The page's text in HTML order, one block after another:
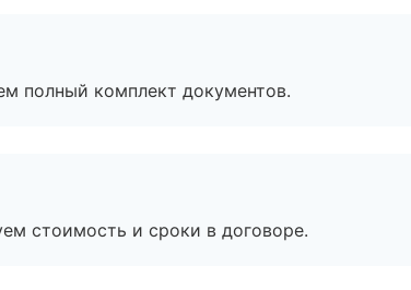
полный комплект документов.
стоимость и сроки в договоре.